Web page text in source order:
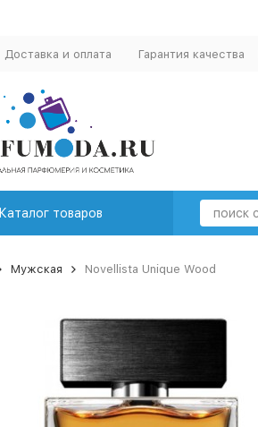
Доставка и оплата Гарантия качества
Каталог товаров
Мужская Novellista Unique Wood